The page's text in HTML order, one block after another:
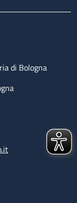
di Bologna